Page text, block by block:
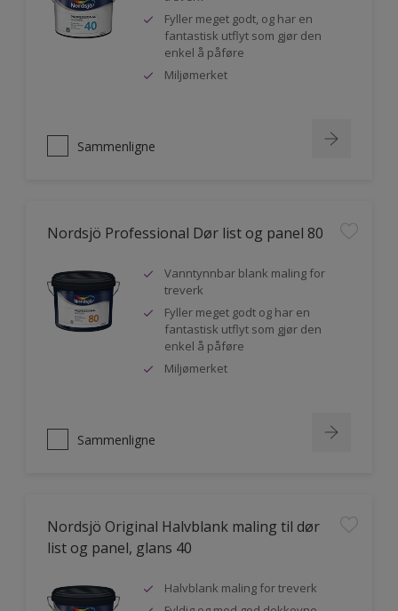
Fyller meget godt, og har en
fantastisk utflyt som gjør den
enkel å påføre
Miljømerket
Sammenligne
Nordsjö Professional Dør list og panel 80
Vanntynnbar blank maling for
treverk
Fyller meget godt og har en
fantastisk utflyt som gjør den
enkel å påføre
Miljømerket
Sammenligne
Nordsjö Original Halvblank maling til dør
list og panel, glans 40
Halvblank maling for treverk